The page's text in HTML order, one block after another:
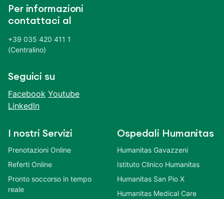
Per informazioni
contattaci al
+39 035 420 411 1
(Centralino)
Seguici su
Facebook Youtube
LinkedIn
I nostri Servizi
Prenotazioni Online
Referti Online
Pronto soccorso in tempo
reale
Ospedali Humanitas
Humanitas Gavazzeni
Istituto Clinico Humanitas
Humanitas San Pio X
Humanitas Medical Care